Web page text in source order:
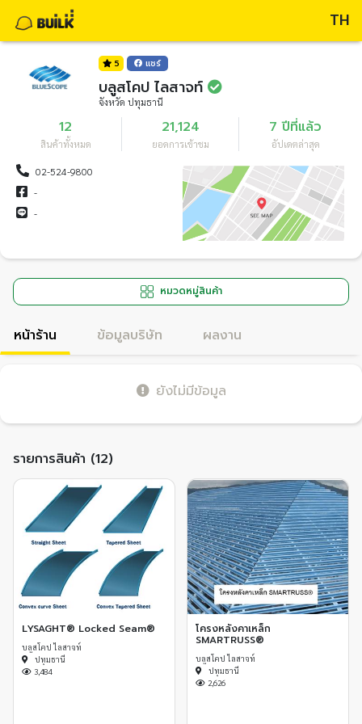
TH
5 แชร์
บลูสโคป ไลสาจท์
จังหวัด ปทุมธานี
12
สินค้าทั้งหมด
21,124
ยอดการเข้าชม
7 ปีที่แล้ว
อัปเดตล่าสุด
02-524-9800
-
-
หมวดหมู่สินค้า
หน้าร้าน ข้อมูลบริษัท ผลงาน
ยังไม่มีข้อมูล
รายการสินค้า (12)
LYSAGHT® Locked Seam®
บลูสโคป ไลสาจท์
ปทุมธานี
3,484
โครงหลังคาเหล็ก
SMARTRUSS®
บลูสโคป ไลสาจท์
ปทุมธานี
2,626